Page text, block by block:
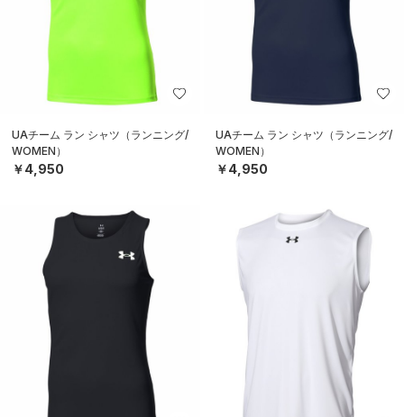
UAチーム ラン シャツ（ランニング/
WOMEN）
￥4,950
UAチーム ラン シャツ（ランニング/
WOMEN）
￥4,950